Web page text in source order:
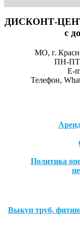
ДИСКОНТ-
с
МО, г.
ПН-ПТ
E-
Телефон,
Политика
Выкуп труб,